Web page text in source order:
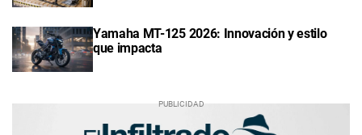
Yamaha MT-125 2026: Innovación y estilo
que impacta